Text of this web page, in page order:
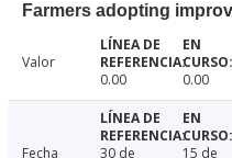
Farmers adopting
Valor
0.00
0.00
Fecha
30 de
15 de